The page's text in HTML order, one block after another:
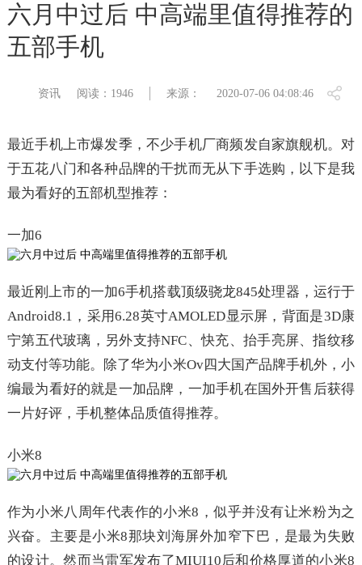
六月中过后 中高端里值得推荐的
五部手机
资讯 阅读：1946 来源： 2020-07-06 04:08:46
最近手机上市爆发季，不少手机厂商频发自家旗舰机。对
于五花八门和各种品牌的干扰而无从下手选购，以下是我
最为看好的五部机型推荐：
一加6
最近刚上市的一加6手机搭载顶级骁龙845处理器，运行于
Android8.1，采用6.28英寸AMOLED显示屏，背面是3D康
宁第五代玻璃，另外支持NFC、快充、抬手亮屏、指纹移
动支付等功能。除了华为小米Ov四大国产品牌手机外，小
编最为看好的就是一加品牌，一加手机在国外开售后获得
一片好评，手机整体品质值得推荐。
小米8
作为小米八周年代表作的小米8，似乎并没有让米粉为之
兴奋。主要是小米8那块刘海屏外加窄下巴，是最为失败
的设计。然而当雷军发布了MIUI10后和价格厚道的小米8